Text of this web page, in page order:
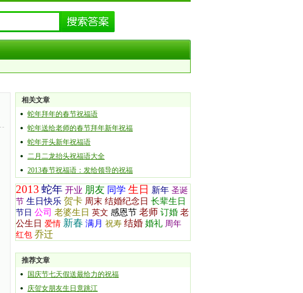
相关文章
蛇年拜年的春节祝福语
蛇年送给老师的春节拜年新年祝福
蛇年开头新年祝福语
二月二龙抬头祝福语大全
2013春节祝福语：发给领导的祝福
2013 蛇年 开业 朋友 同学 生日 新年 圣诞
节 生日快乐 贺卡 周末 结婚纪念日 长辈生日
节日 公司 老婆生日 英文 感恩节 老师 订婚 老
公生日 爱情 新春 满月 祝寿 结婚 婚礼 周年
红包 乔迁
推荐文章
国庆节七天假送最给力的祝福
庆贺女朋友生日竟跳江